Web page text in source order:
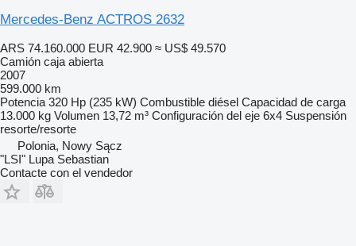
Mercedes-Benz ACTROS 2632
ARS 74.160.000 EUR 42.900 ≈ US$ 49.570
Camión caja abierta
2007
599.000 km
Potencia 320 Hp (235 kW) Combustible diésel Capacidad de carga
13.000 kg Volumen 13,72 m³ Configuración del eje 6x4 Suspensión
resorte/resorte
Polonia, Nowy Sącz
"LSI" Lupa Sebastian
Contacte con el vendedor